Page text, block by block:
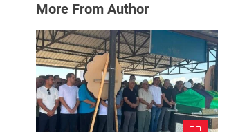
More From Author